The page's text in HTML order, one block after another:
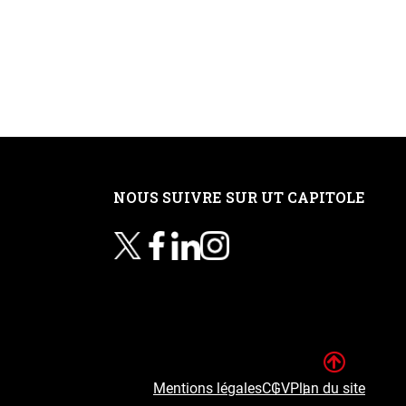
NOUS SUIVRE SUR UT CAPITOLE
Mentions légalesCGVPlan du site
Haut